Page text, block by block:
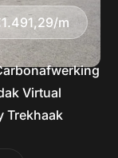
m
Virtual
Trekhaak